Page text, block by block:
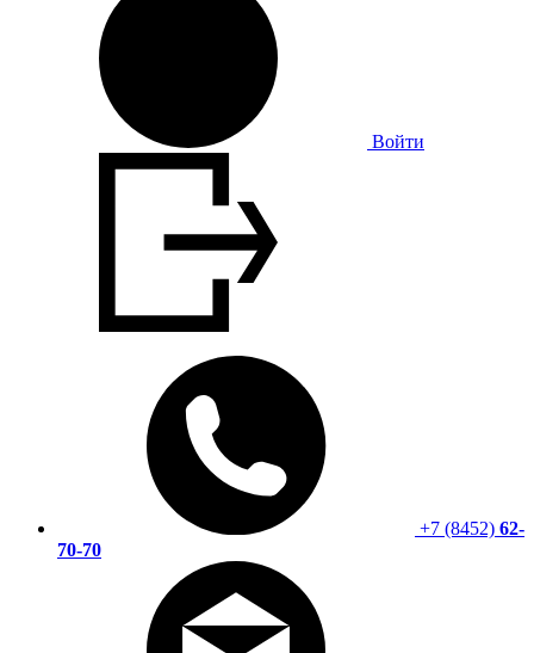
Войти
+7 (8452) 62-
70-70